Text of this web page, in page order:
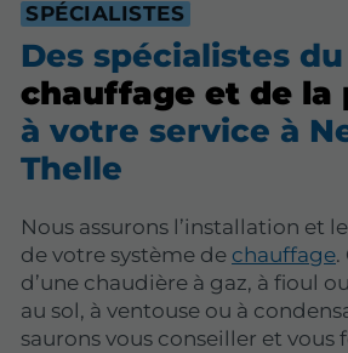
SPÉCIALISTES
Des spécialistes du
chauffage et de la
à votre service à
Thelle
Nous assurons l’installation et
de votre système de chauffage.
d’une chaudière à gaz, à fioul
au sol, à ventouse ou à
saurons vous conseiller et vous